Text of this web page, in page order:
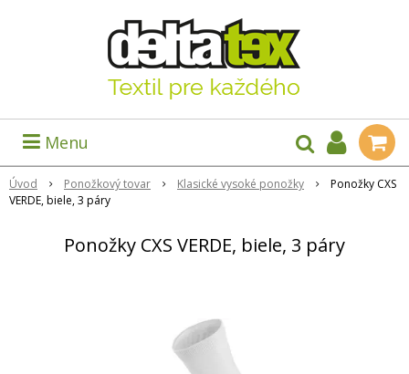
Menu
Úvod Ponožkový tovar Klasické vysoké ponožky
Ponožky CXS
VERDE, biele, 3 páry
Ponožky CXS VERDE, biele, 3 páry